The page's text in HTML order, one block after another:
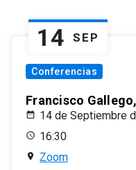
14 SEP
Conferencias
Francisco
14 de Septiembre
16:30
Zoom